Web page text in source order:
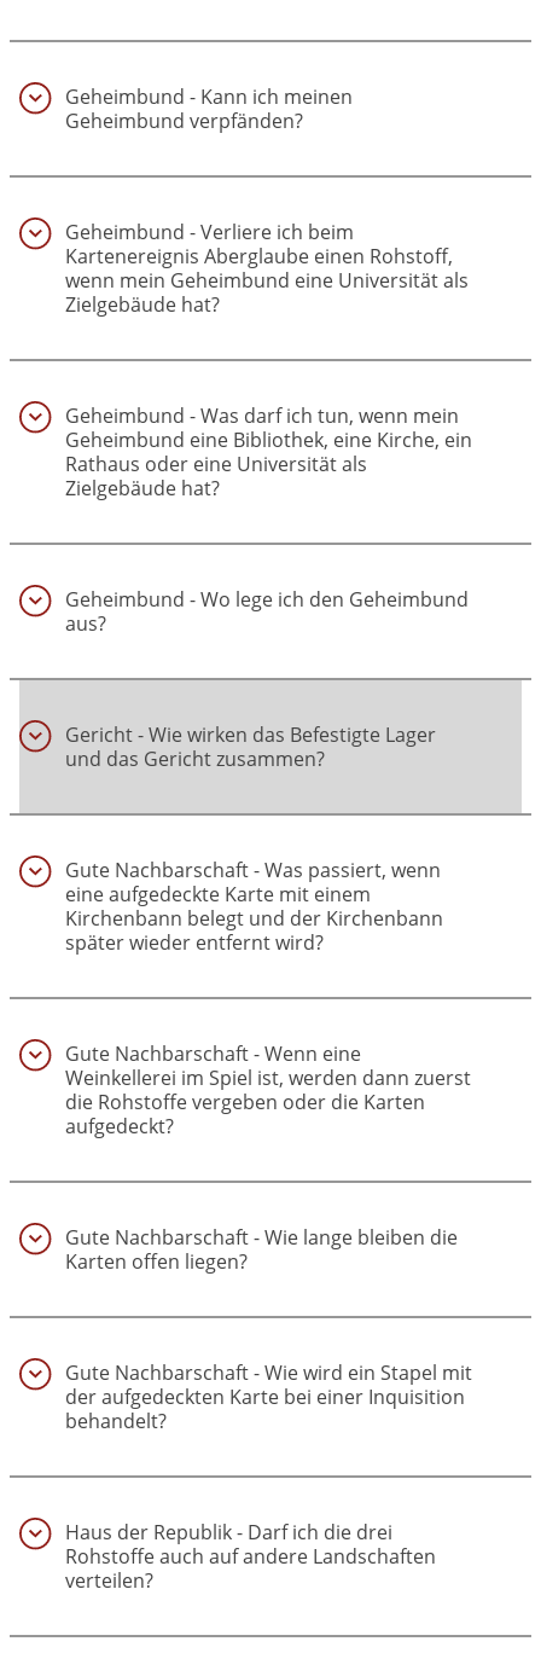
Geheimbund - Kann ich meinen
Geheimbund verpfänden?
Geheimbund - Verliere ich beim
Kartenereignis Aberglaube einen Rohstoff,
wenn mein Geheimbund eine Universität als
Zielgebäude hat?
Geheimbund - Was darf ich tun, wenn mein
Geheimbund eine Bibliothek, eine Kirche, ein
Rathaus oder eine Universität als
Zielgebäude hat?
Geheimbund - Wo lege ich den Geheimbund
aus?
Gericht - Wie wirken das Befestigte Lager
und das Gericht zusammen?
Gute Nachbarschaft - Was passiert, wenn
eine aufgedeckte Karte mit einem
Kirchenbann belegt und der Kirchenbann
später wieder entfernt wird?
Gute Nachbarschaft - Wenn eine
Weinkellerei im Spiel ist, werden dann zuerst
die Rohstoffe vergeben oder die Karten
aufgedeckt?
Gute Nachbarschaft - Wie lange bleiben die
Karten offen liegen?
Gute Nachbarschaft - Wie wird ein Stapel mit
der aufgedeckten Karte bei einer Inquisition
behandelt?
Haus der Republik - Darf ich die drei
Rohstoffe auch auf andere Landschaften
verteilen?